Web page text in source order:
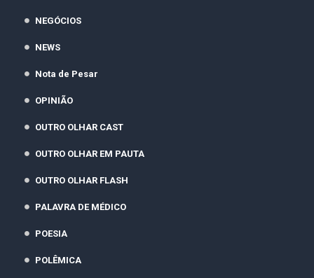
NEGÓCIOS
NEWS
Nota de Pesar
OPINIÃO
OUTRO OLHAR CAST
OUTRO OLHAR EM PAUTA
OUTRO OLHAR FLASH
PALAVRA DE MÉDICO
POESIA
POLÊMICA